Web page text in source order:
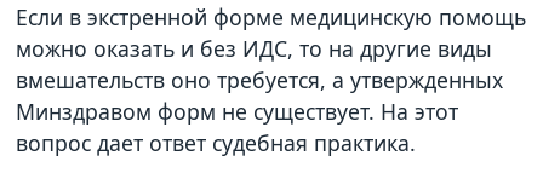
Если в экстренной форме медицинскую помощь
можно оказать и без ИДС, то на другие виды
вмешательств оно требуется, а утвержденных
Минздравом форм не существует. На этот
вопрос дает ответ судебная практика.